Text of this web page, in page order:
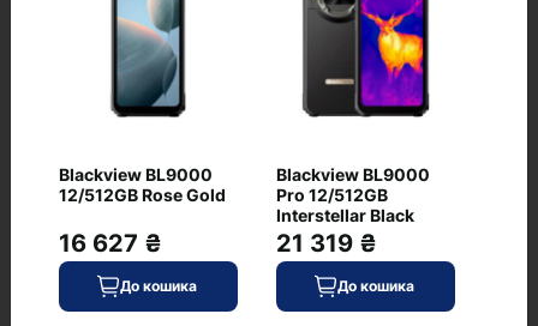
Питання та відповіді
+ Додати питання
Blackview BL9000
12/512GB Rose Gold
16 627 ₴
До кошика
Blackview BL9000
Pro 12/512GB
Interstellar Black
21 319 ₴
До кошика